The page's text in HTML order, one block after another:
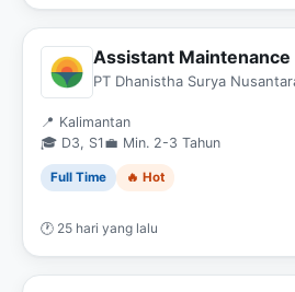
Assistant Maintenance
PT Dhanistha Surya
📍 Kalimantan
🎓 D3, S1 💼 Min. 2-3 Tahun
Full Time 🔥 Hot
🕐 25 hari yang lalu